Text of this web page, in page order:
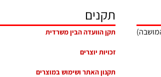
תקנים
תקן הוועדה הבין משרדית
זכויות יוצרים
תקנון האתר ושימוש במוצרים